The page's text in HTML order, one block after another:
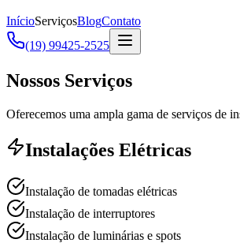
InícioServiçosBlogContato
(19) 99425-2525
Nossos Serviços
Oferecemos uma ampla gama de serviços de
Instalações Elétricas
Instalação de tomadas elétricas
Instalação de interruptores
Instalação de luminárias e spots